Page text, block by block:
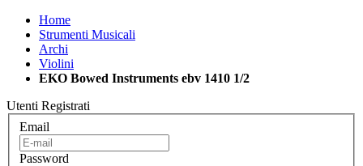
Home
Strumenti Musicali
Archi
Violini
EKO Bowed Instruments ebv 1410 1/2
Utenti Registrati
Email
Password